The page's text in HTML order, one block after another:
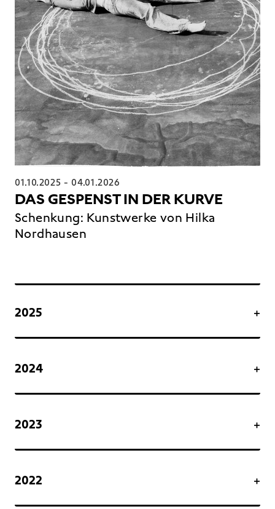
01.10.2025 -04.01.2026
DAS GESPENST IN DER KURVE
Schenkung: Kunstwerke von Hilka
Nordhausen
2025
2024
2023
2022